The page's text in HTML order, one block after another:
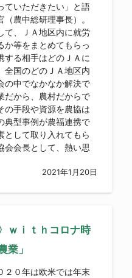
ていただきたい」と語
農中総研理事長）。
て、ＪＡ地区内に就労
か等をまとめてもらっ
する相手はどのＪＡに
全国のどのＪＡ地区内
の中でなかなか解決で
だから、農村だからで
の手段や資源を農協は
典型事例が農福連携で
として取り入れてもら
会会長として、熱い思
2021年1月20日
ｗｉｔｈコロナ時
業」
０年は欧米では年末